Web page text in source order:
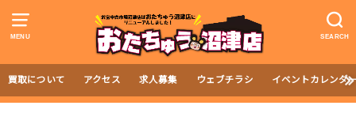
MENU SEARCH
買取について アクセス 求人募集 ウェブチラシ イベントカレンダ